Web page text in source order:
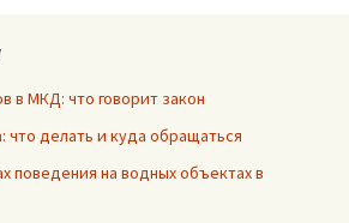
в МКД: что говорит закон
что делать и куда обращаться
поведения на водных объектах в